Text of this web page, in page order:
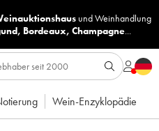
undWeinhandlung
, Bordeaux, Champagne...
Wein-Enzyklopädie